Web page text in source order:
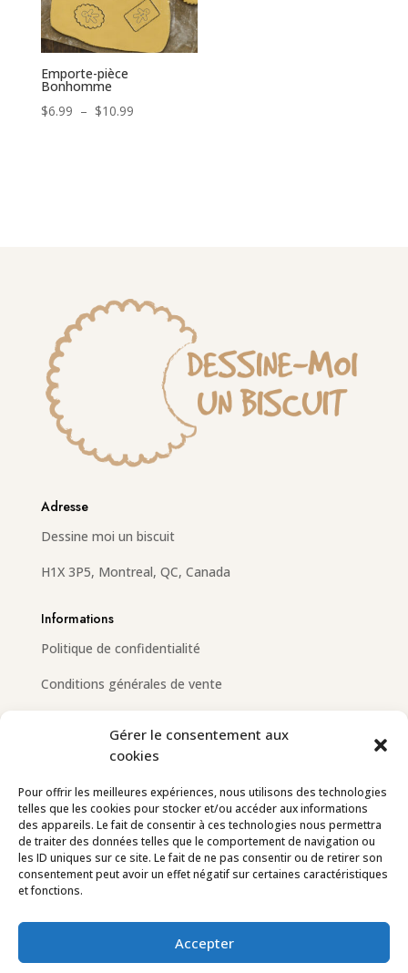
Gérer le consentement aux
cookies
Pour offrir les meilleures expériences, nous utilisons des technologies
telles que les cookies pour stocker et/ou accéder aux informations
des appareils. Le fait de consentir à ces technologies nous permettra
de traiter des données telles que le comportement de navigation ou
les ID uniques sur ce site. Le fait de ne pas consentir ou de retirer son
consentement peut avoir un effet négatif sur certaines caractéristiques
et fonctions.
Accepter
Emporte-pièce
Bonhomme
$6.99 – $10.99Plage
Adresse
Dessine moi un biscuit
H1X 3P5, Montreal, QC, Canada
Informations
Politique de confidentialité
Conditions générales de vente
info@dessinemoiunbiscuit.com
Contactez-nous
Suivez-nous